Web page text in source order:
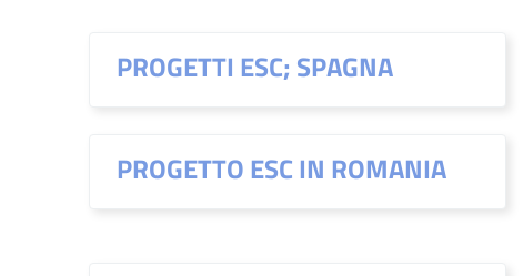
PROGETTI ESC; SPAGNA
PROGETTO ESC IN ROMANIA